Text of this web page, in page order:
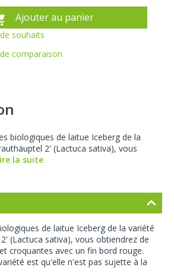
Ajouter au panier
souhaits
comparaison
biologiques de laitue Iceberg de la
2' (Lactuca sativa), vous
la suite
de laitue Iceberg de la variété
(Lactuca sativa), vous obtiendrez de
croquantes avec un fin bord rouge.
est qu'elle n'est pas sujette à la